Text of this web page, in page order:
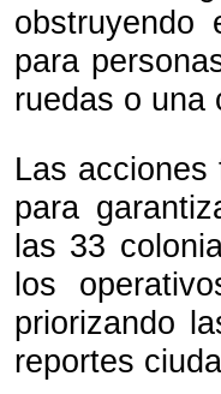
obstruyendo
para
ruedas o una
Las acciones
para
las 33
los
priorizando
reportes